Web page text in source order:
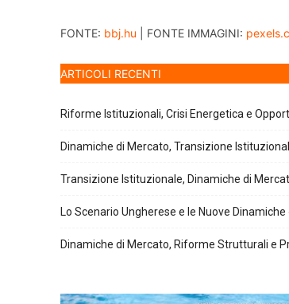
FONTE: bbj.hu | FONTE IMMAGINI:
ARTICOLI RECENTI
Riforme Istituzionali, Crisi Energetica e
Dinamiche di Mercato, Transizione
Transizione Istituzionale, Dinamiche di
Lo Scenario Ungherese e le Nuove
Dinamiche di Mercato, Riforme Strutturali e